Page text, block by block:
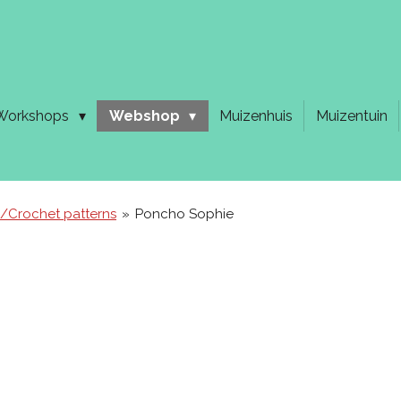
Webshop Muizenhuis Muizentuin
Crochet patterns » Poncho Sophie